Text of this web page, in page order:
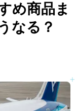
め商品ま
なる？